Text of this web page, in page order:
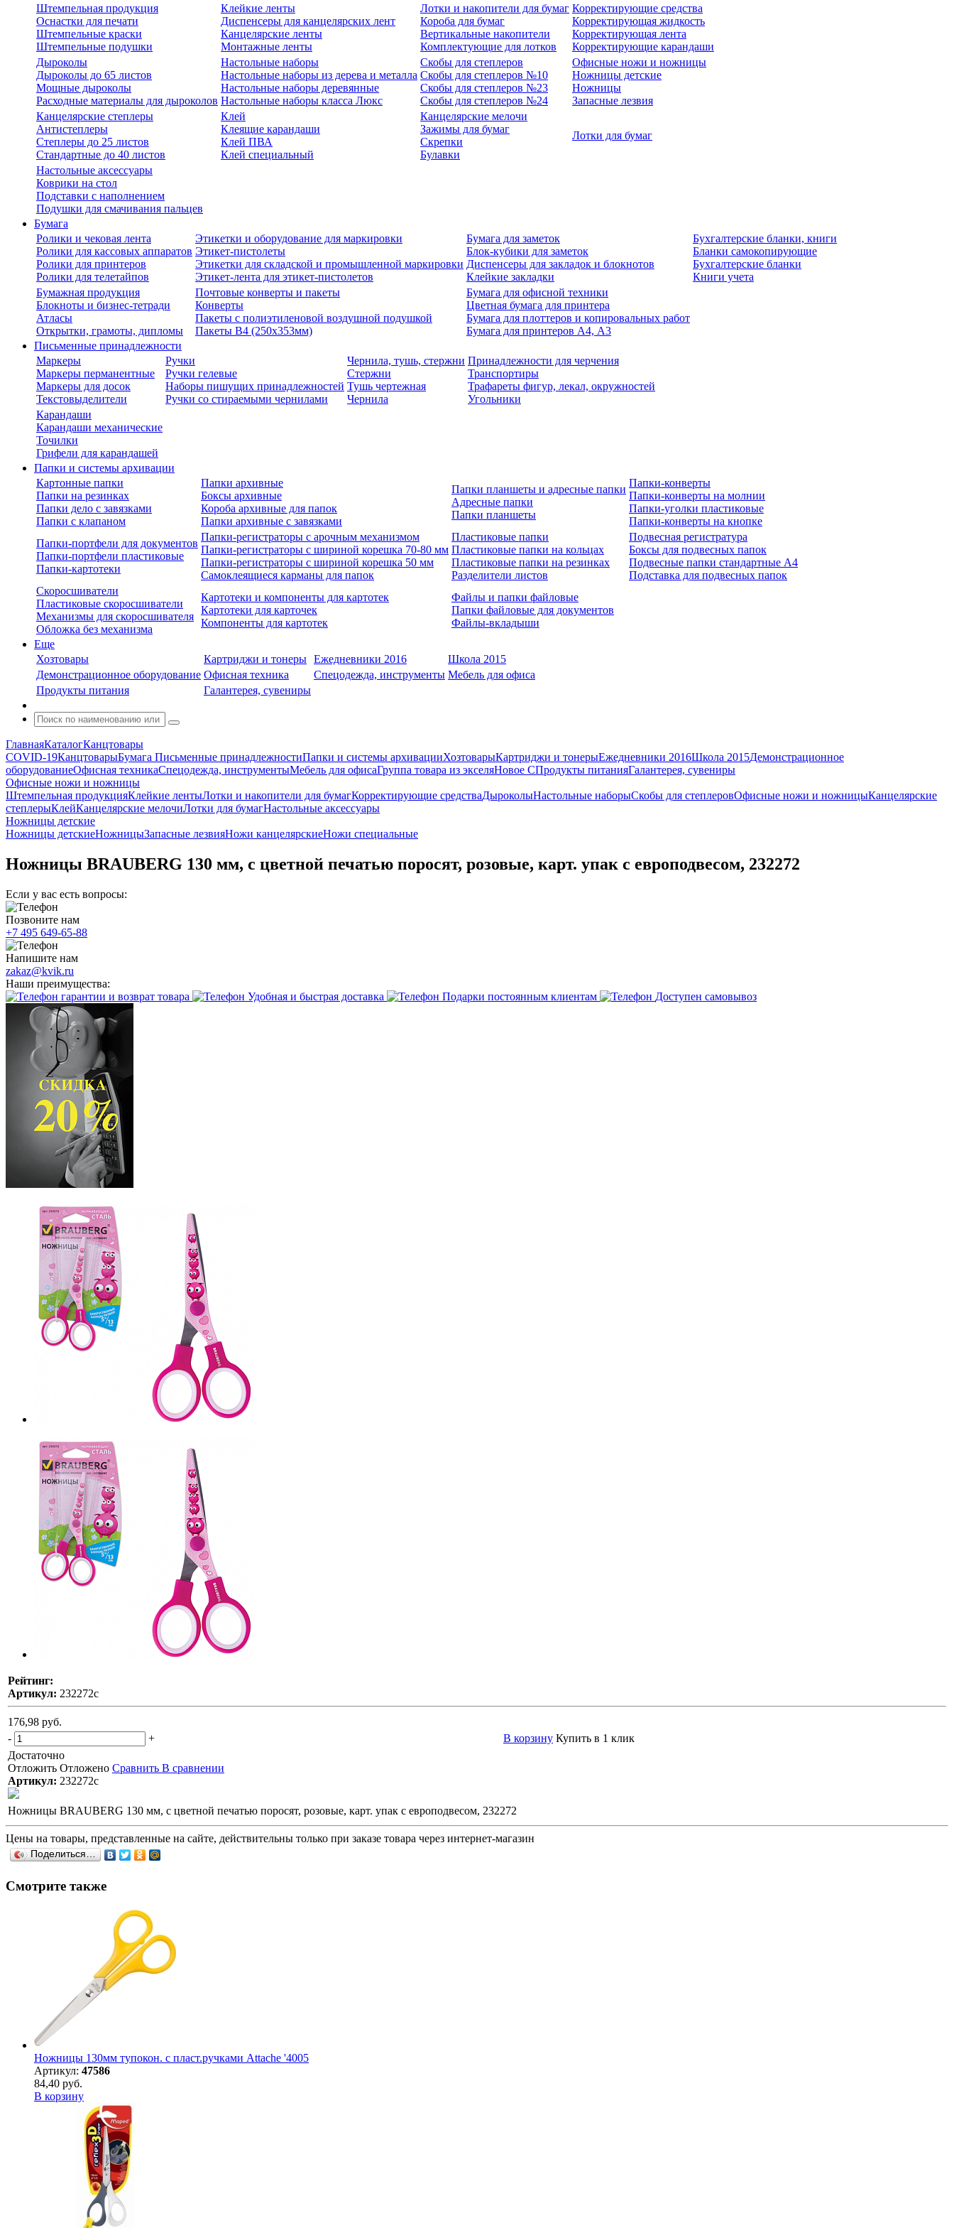
Штемпельная продукция
Оснастки для печати
Штемпельные краски
Штемпельные подушки
Клейкие ленты
Диспенсеры для канцелярских лент
Канцелярские ленты
Монтажные ленты
Лотки и накопители для бумаг
Короба для бумаг
Вертикальные накопители
Комплектующие для лотков
Корректирующие средства
Корректирующая жидкость
Корректирующая лента
Корректирующие карандаши
Дыроколы
Дыроколы до 65 листов
Мощные дыроколы
Расходные материалы для дыроколов
Настольные наборы
Настольные наборы из дерева и металла
Настольные наборы деревянные
Настольные наборы класса Люкс
Скобы для степлеров
Скобы для степлеров №10
Скобы для степлеров №23
Скобы для степлеров №24
Офисные ножи и ножницы
Ножницы детские
Ножницы
Запасные лезвия
Канцелярские степлеры
Антистеплеры
Степлеры до 25 листов
Стандартные до 40 листов
Клей
Клеящие карандаши
Клей ПВА
Клей специальный
Канцелярские мелочи
Зажимы для бумаг
Скрепки
Булавки
Лотки для бумаг
Настольные аксессуары
Коврики на стол
Подставки с наполнением
Подушки для смачивания пальцев
Бумага
Ролики и чековая лента
Ролики для кассовых аппаратов
Ролики для принтеров
Ролики для телетайпов
Этикетки и оборудование для маркировки
Этикет-пистолеты
Этикетки для складской и промышленной маркировки
Этикет-лента для этикет-пистолетов
Бумага для заметок
Блок-кубики для заметок
Диспенсеры для закладок и блокнотов
Клейкие закладки
Бухгалтерские бланки, книги
Бланки самокопирующие
Бухгалтерские бланки
Книги учета
Бумажная продукция
Блокноты и бизнес-тетради
Атласы
Открытки, грамоты, дипломы
Почтовые конверты и пакеты
Конверты
Пакеты с полиэтиленовой воздушной подушкой
Пакеты В4 (250х353мм)
Бумага для офисной техники
Цветная бумага для принтера
Бумага для плоттеров и копировальных работ
Бумага для принтеров А4, А3
Письменные принадлежности
Маркеры
Маркеры перманентные
Маркеры для досок
Текстовыделители
Ручки
Ручки гелевые
Наборы пишущих принадлежностей
Ручки со стираемыми чернилами
Чернила, тушь, стержни
Стержни
Тушь чертежная
Чернила
Принадлежности для черчения
Транспортиры
Трафареты фигур, лекал, окружностей
Угольники
Карандаши
Карандаши механические
Точилки
Грифели для карандашей
Папки и системы архивации
Картонные папки
Папки на резинках
Папки дело с завязками
Папки с клапаном
Папки архивные
Боксы архивные
Короба архивные для папок
Папки архивные с завязками
Папки планшеты и адресные папки
Адресные папки
Папки планшеты
Папки-конверты
Папки-конверты на молнии
Папки-уголки пластиковые
Папки-конверты на кнопке
Папки-портфели для документов
Папки-портфели пластиковые
Папки-картотеки
Папки-регистраторы с арочным механизмом
Папки-регистраторы с шириной корешка 70-80 мм
Папки-регистраторы с шириной корешка 50 мм
Самоклеящиеся карманы для папок
Пластиковые папки
Пластиковые папки на кольцах
Пластиковые папки на резинках
Разделители листов
Подвесная регистратура
Боксы для подвесных папок
Подвесные папки стандартные А4
Подставка для подвесных папок
Скоросшиватели
Пластиковые скоросшиватели
Механизмы для скоросшивателя
Обложка без механизма
Картотеки и компоненты для картотек
Картотеки для карточек
Компоненты для картотек
Файлы и папки файловые
Папки файловые для документов
Файлы-вкладыши
Еще
Хозтовары
Картриджи и тонеры Ежедневники 2016
Школа 2015
Демонстрационное оборудование Офисная техника Спецодежда, инструменты Мебель для офиса
Продукты питания
Галантерея, сувениры
ГлавнаяКаталогКанцтовары
COVID-19КанцтоварыБумага Письменные принадлежностиПапки и системы архивацииХозтоварыКартриджи и тонерыЕжедневники 2016Школа 2015Демонстрационное
оборудованиеОфисная техникаСпецодежда, инструментыМебель для офисаГруппа товара из экселяНовое СПродукты питанияГалантерея, сувениры
Офисные ножи и ножницы
Штемпельная продукцияКлейкие лентыЛотки и накопители для бумагКорректирующие средстваДыроколыНастольные наборыСкобы для степлеровОфисные ножи и ножницыКанцелярские
степлерыКлейКанцелярские мелочиЛотки для бумагНастольные аксессуары
Ножницы детские
Ножницы детскиеНожницыЗапасные лезвияНожи канцелярскиеНожи специальные
Ножницы BRAUBERG 130 мм, с цветной печатью поросят, розовые, карт. упак с европодвесом, 232272
Если у вас есть вопросы:
Позвоните нам
+7 495 649-65-88
Напишите нам
zakaz@kvik.ru
Наши преимущества:
гарантии и возврат товара
Удобная и быстрая доставка Подарки постоянным клиентам Доступен самовывоз
Рейтинг:
Артикул: 232272с
176,98 руб.
-
+ В корзину Купить в 1 клик
Достаточно
Отложить Отложено Сравнить В сравнении
Артикул: 232272с
Ножницы BRAUBERG 130 мм, с цветной печатью поросят, розовые, карт. упак с европодвесом, 232272
Цены на товары, представленные на сайте, действительны только при заказе товара через интернет-магазин
Поделиться…
Смотрите также
Ножницы 130мм тупокон. с пласт.ручками Attache '4005
Артикул: 47586
84,40 руб.
В корзину